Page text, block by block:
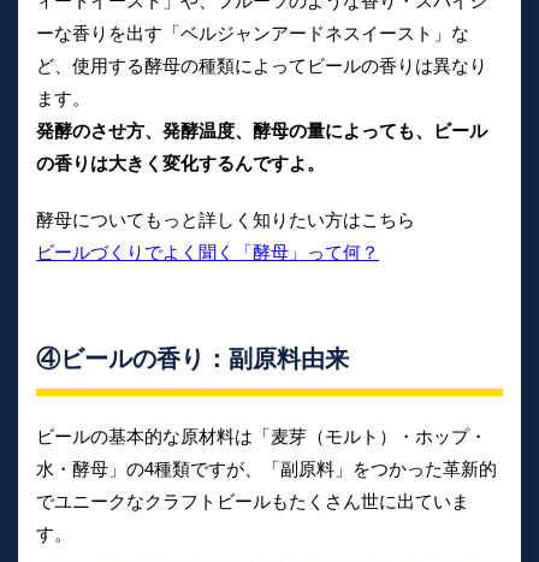
ーな香りを出す「ベルジャンアードネスイースト」な
ど、使用する酵母の種類によってビールの香りは異なり
ます。
発酵のさせ方、発酵温度、酵母の量によっても、ビール
の香りは大きく変化するんですよ。
酵母についてもっと詳しく知りたい方はこちら
ビールづくりでよく聞く「酵母」って何？
④ビールの香り：副原料由来
ビールの基本的な原材料は「麦芽（モルト）・ホップ・
水・酵母」の4種類ですが、「副原料」をつかった革新的
でユニークなクラフトビールもたくさん世に出ていま
す。